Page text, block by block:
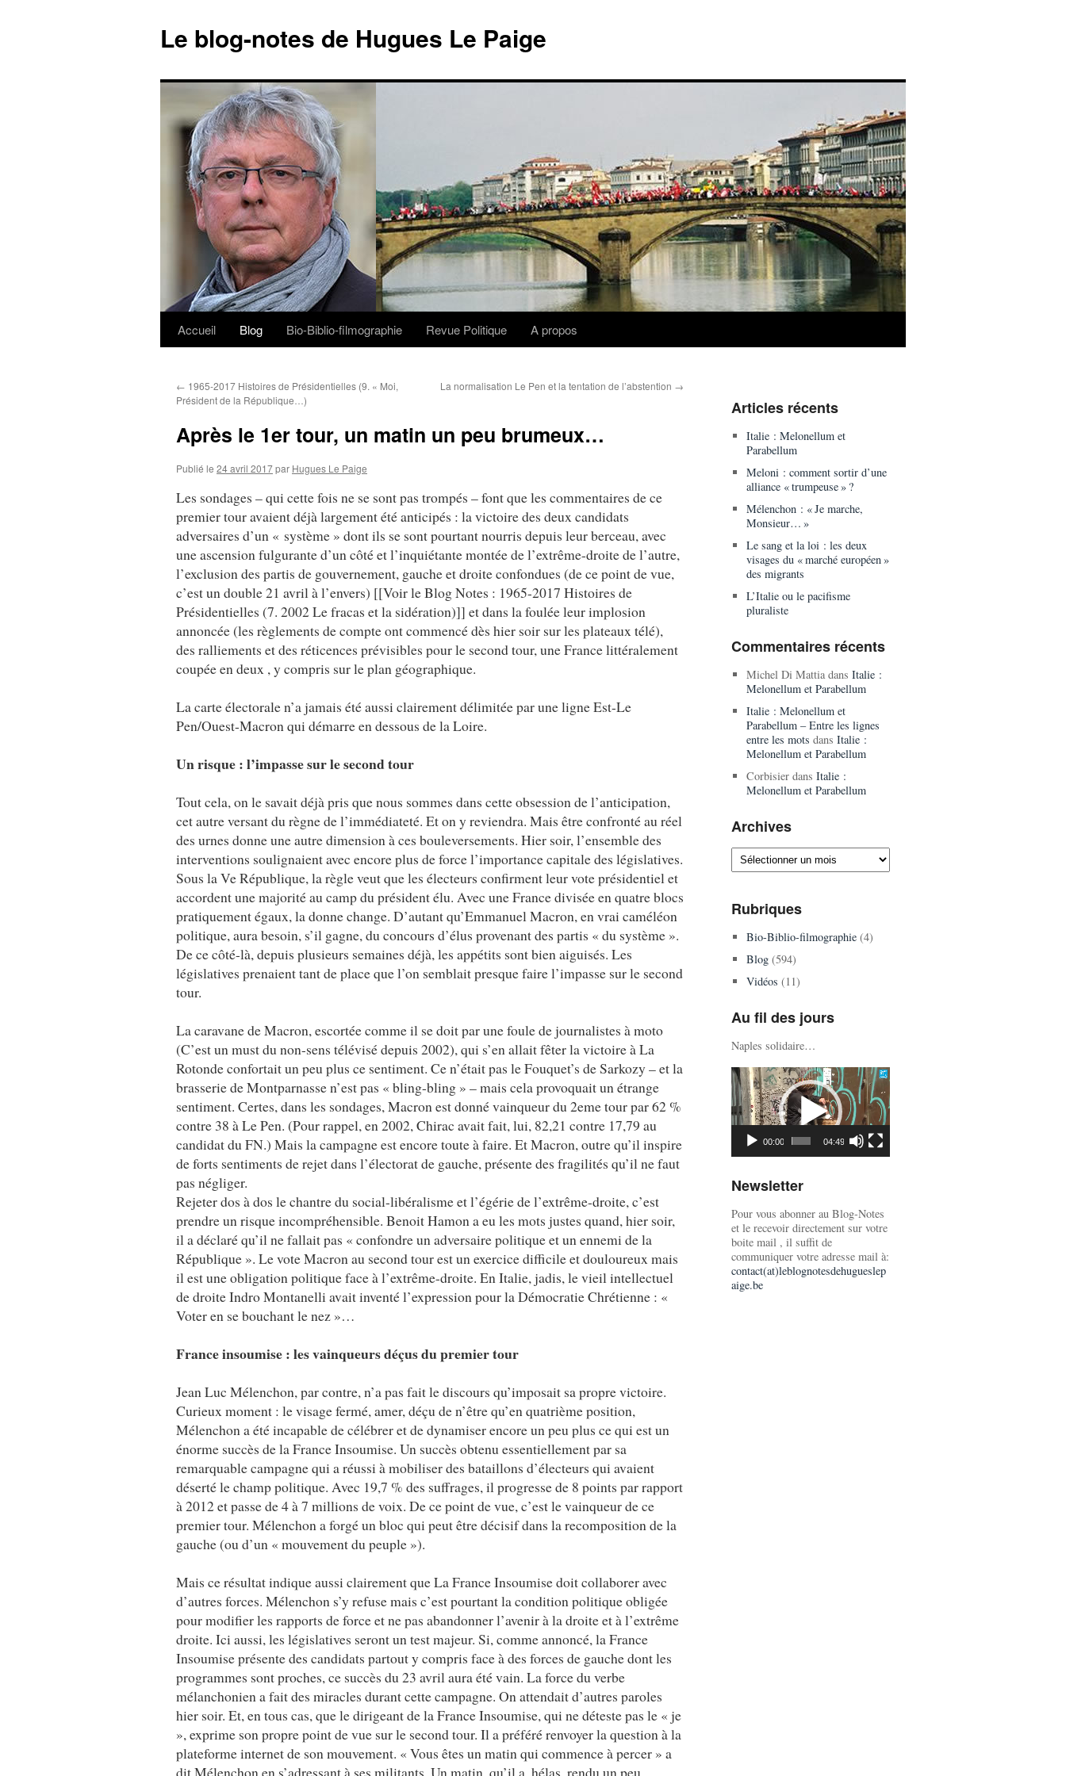
Le blog-notes de Hugues Le Paige
Aller
contenu
Accueil Blog Bio-Biblio-filmographie Revue Politique A propos
← 1965-2017 Histoires de Présidentielles (9. « Moi,
Président de la République…)
La normalisation Le Pen et la tentation de l’abstention →
Après le 1er tour, un matin un peu brumeux…
Publié le 24 avril 2017par Hugues Le Paige
Les sondages – qui cette fois ne se sont pas trompés – font que les commentaires de ce
premier tour avaient déjà largement été anticipés : la victoire des deux candidats
adversaires d’un « système » dont ils se sont pourtant nourris depuis leur berceau, avec
une ascension fulgurante d’un côté et l’inquiétante montée de l’extrême-droite de l’autre,
l’exclusion des partis de gouvernement, gauche et droite confondues (de ce point de vue,
c’est un double 21 avril à l’envers) [[Voir le Blog Notes : 1965-2017 Histoires de
Présidentielles (7. 2002 Le fracas et la sidération)]] et dans la foulée leur implosion
annoncée (les règlements de compte ont commencé dès hier soir sur les plateaux télé),
des ralliements et des réticences prévisibles pour le second tour, une France littéralement
coupée en deux , y compris sur le plan géographique.
La carte électorale n’a jamais été aussi clairement délimitée par une ligne Est-Le
Pen/Ouest-Macron qui démarre en dessous de la Loire.
Un risque : l’impasse sur le second tour
Tout cela, on le savait déjà pris que nous sommes dans cette obsession de l’anticipation,
cet autre versant du règne de l’immédiateté. Et on y reviendra. Mais être confronté au réel
des urnes donne une autre dimension à ces bouleversements. Hier soir, l’ensemble des
interventions soulignaient avec encore plus de force l’importance capitale des législatives.
Sous la Ve République, la règle veut que les électeurs confirment leur vote présidentiel et
accordent une majorité au camp du président élu. Avec une France divisée en quatre blocs
pratiquement égaux, la donne change. D’autant qu’Emmanuel Macron, en vrai caméléon
politique, aura besoin, s’il gagne, du concours d’élus provenant des partis « du système ».
De ce côté-là, depuis plusieurs semaines déjà, les appétits sont bien aiguisés. Les
législatives prenaient tant de place que l’on semblait presque faire l’impasse sur le second
tour.
La caravane de Macron, escortée comme il se doit par une foule de journalistes à moto
(C’est un must du non-sens télévisé depuis 2002), qui s’en allait fêter la victoire à La
Rotonde confortait un peu plus ce sentiment. Ce n’était pas le Fouquet’s de Sarkozy – et la
brasserie de Montparnasse n’est pas « bling-bling » – mais cela provoquait un étrange
sentiment. Certes, dans les sondages, Macron est donné vainqueur du 2eme tour par 62 %
contre 38 à Le Pen. (Pour rappel, en 2002, Chirac avait fait, lui, 82,21 contre 17,79 au
candidat du FN.) Mais la campagne est encore toute à faire. Et Macron, outre qu’il inspire
de forts sentiments de rejet dans l’électorat de gauche, présente des fragilités qu’il ne faut
pas négliger.
Rejeter dos à dos le chantre du social-libéralisme et l’égérie de l’extrême-droite, c’est
prendre un risque incompréhensible. Benoit Hamon a eu les mots justes quand, hier soir,
il a déclaré qu’il ne fallait pas « confondre un adversaire politique et un ennemi de la
République ». Le vote Macron au second tour est un exercice difficile et douloureux mais
il est une obligation politique face à l’extrême-droite. En Italie, jadis, le vieil intellectuel
de droite Indro Montanelli avait inventé l’expression pour la Démocratie Chrétienne : «
Voter en se bouchant le nez »…
France insoumise : les vainqueurs déçus du premier tour
Jean Luc Mélenchon, par contre, n’a pas fait le discours qu’imposait sa propre victoire.
Curieux moment : le visage fermé, amer, déçu de n’être qu’en quatrième position,
Mélenchon a été incapable de célébrer et de dynamiser encore un peu plus ce qui est un
énorme succès de la France Insoumise. Un succès obtenu essentiellement par sa
remarquable campagne qui a réussi à mobiliser des bataillons d’électeurs qui avaient
déserté le champ politique. Avec 19,7 % des suffrages, il progresse de 8 points par rapport
à 2012 et passe de 4 à 7 millions de voix. De ce point de vue, c’est le vainqueur de ce
premier tour. Mélenchon a forgé un bloc qui peut être décisif dans la recomposition de la
gauche (ou d’un « mouvement du peuple »).
Mais ce résultat indique aussi clairement que La France Insoumise doit collaborer avec
d’autres forces. Mélenchon s’y refuse mais c’est pourtant la condition politique obligée
pour modifier les rapports de force et ne pas abandonner l’avenir à la droite et à l’extrême
droite. Ici aussi, les législatives seront un test majeur. Si, comme annoncé, la France
Insoumise présente des candidats partout y compris face à des forces de gauche dont les
programmes sont proches, ce succès du 23 avril aura été vain. La force du verbe
mélanchonien a fait des miracles durant cette campagne. On attendait d’autres paroles
hier soir. Et, en tous cas, que le dirigeant de la France Insoumise, qui ne déteste pas le « je
», exprime son propre point de vue sur le second tour. Il a préféré renvoyer la question à la
plateforme internet de son mouvement. « Vous êtes un matin qui commence à percer » a
dit Mélenchon en s’adressant à ses militants. Un matin, qu’il a, hélas, rendu un peu
Articles récents
Italie : Melonellum et
Parabellum
Meloni : comment sortir d’une
alliance « trumpeuse » ?
Mélenchon : « Je marche,
Monsieur… »
Le sang et la loi : les deux
visages du « marché européen »
des migrants
L’Italie ou le pacifisme
pluraliste
Commentaires récents
Michel Di Mattiadans Italie :
Melonellum et Parabellum
Italie : Melonellum et
Parabellum – Entre les lignes
entre les mots dans Italie :
Melonellum et Parabellum
Corbisierdans Italie :
Melonellum et Parabellum
Archives
Archives
Rubriques
Bio-Biblio-filmographie(4)
Blog(594)
Vidéos (11)
Au fil des jours
Naples solidaire…
Lecteur
vidéo
00:00 04:49
Newsletter
Pour vous abonner au Blog-Notes
et le recevoir directement sur votre
boite mail , il suffit de
communiquer votre adresse mail à:
contact(at)leblognotesdehugueslep
aige.be